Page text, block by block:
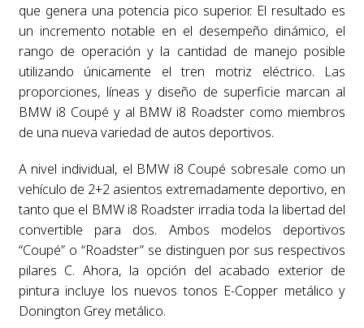
que genera una potencia pico superior. El resultado es
un incremento notable en el desempeño dinámico, el
rango de operación y la cantidad de manejo posible
utilizando únicamente el tren motriz eléctrico. Las
proporciones, líneas y diseño de superficie marcan al
BMW i8 Coupé y al BMW i8 Roadster como miembros
de una nueva variedad de autos deportivos.
A nivel individual, el BMW i8 Coupé sobresale como un
vehículo de 2+2 asientos extremadamente deportivo, en
tanto que el BMW i8 Roadster irradia toda la libertad del
convertible para dos. Ambos modelos deportivos
“Coupé” o “Roadster” se distinguen por sus respectivos
pilares C. Ahora, la opción del acabado exterior de
pintura incluye los nuevos tonos E-Copper metálico y
Donington Grey metálico.